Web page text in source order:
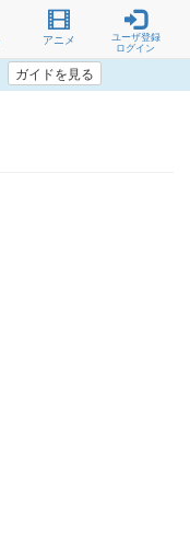
アニメ
ユーザ登録
ログイン
ガイドを見る